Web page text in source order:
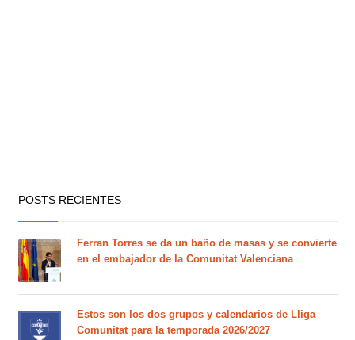
POSTS RECIENTES
Ferran Torres se da un baño de masas y se convierte
en el embajador de la Comunitat Valenciana
Estos son los dos grupos y calendarios de Lliga
Comunitat para la temporada 2026/2027